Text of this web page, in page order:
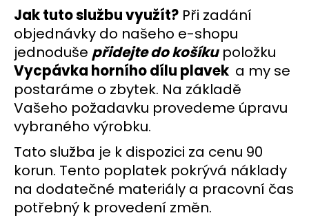
Jak tuto službu využít? Při zadání
objednávky do našeho e-shopu
jednoduše přidejte do košíkupoložku
Vycpávka horního dílu plavek a my se
postaráme o zbytek. Na základě
Vašeho požadavku provedeme úpravu
vybraného výrobku.
Tato služba je k dispozici za cenu 90
korun. Tento poplatek pokrývá náklady
na dodatečné materiály a pracovní čas
potřebný k provedení změn.